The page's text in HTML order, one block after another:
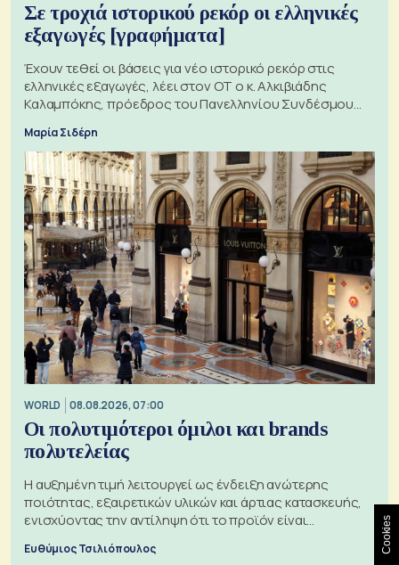
Σε τροχιά ιστορικού ρεκόρ οι ελληνικές
εξαγωγές [γραφήματα]
Έχουν τεθεί οι βάσεις για νέο ιστορικό ρεκόρ στις
ελληνικές εξαγωγές, λέει στον ΟΤ ο κ. Αλκιβιάδης
Καλαμπόκης, πρόεδρος του Πανελληνίου Συνδέσμου
Μαρία Σιδέρη
WORLD 08.08.2026, 07:00
Οι πολυτιμότεροι όμιλοι και brands
πολυτελείας
Η αυξημένη τιμή λειτουργεί ως ένδειξη ανώτερης
ποιότητας, εξαιρετικών υλικών και άρτιας κατασκευής,
ενισχύοντας την αντίληψη ότι το προϊόν είναι
Ευθύμιος Τσιλιόπουλος Cookies